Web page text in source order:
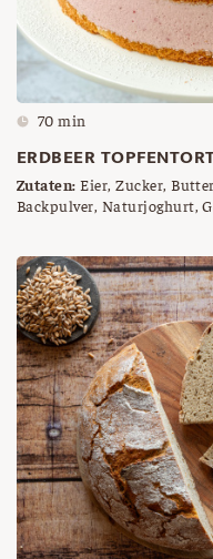
70 min
ERDBEER
Zutaten: Eier, Zucker,
Backpulver, Naturjoghurt,